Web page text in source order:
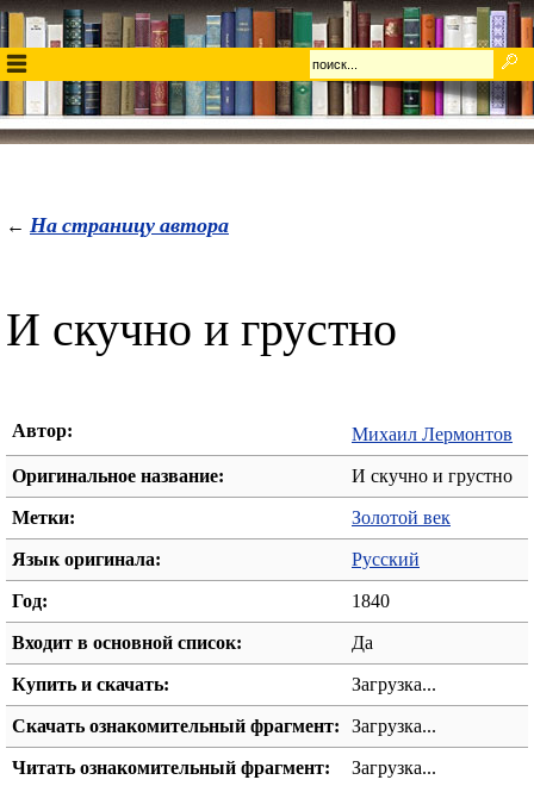
← На страницу автора
И скучно и грустно
Автор: Михаил Лермонтов
Оригинальное название: И скучно и грустно
Метки: Золотой век
Язык оригинала: Русский
Год: 1840
Входит в основной список: Да
Купить и скачать: Загрузка...
Скачать ознакомительный фрагмент: Загрузка...
Читать ознакомительный фрагмент: Загрузка...